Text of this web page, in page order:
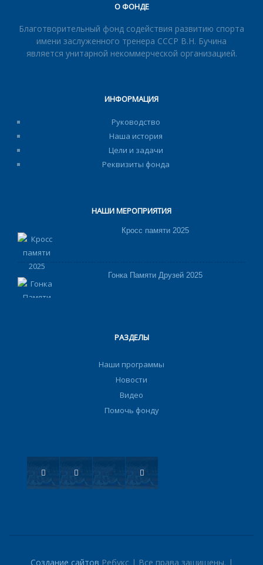
О ФОНДЕ
Благотворительный фонд содействия развитию спорта
имени заслуженного тренера СССР В.Н. Бучина
является унитарной некоммерческой организацией.
ИНФОРМАЦИЯ
Руководство
Наша история
Цели и задачи
Реквизиты фонда
НАШИ МЕРОПРИЯТИЯ
Кросс памяти 2025
Гонка Памяти Друзей 2025
РАЗДЕЛЫ
Наши программы
Новости
Видео
Помочь фонду
Создание сайтов Ребукс | Все права защищены. |